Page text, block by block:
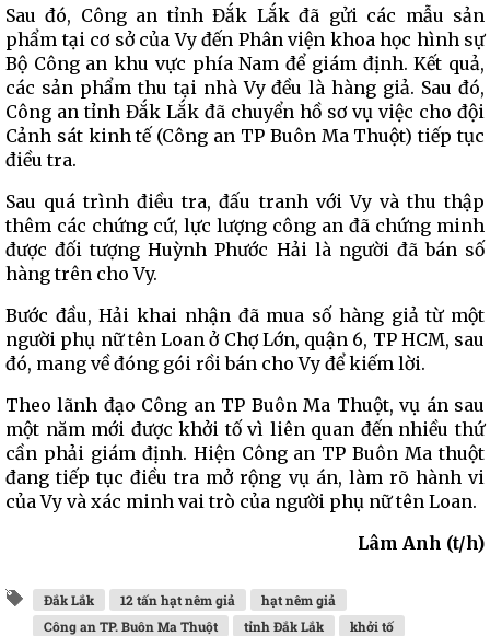
Sau đó, Công an tỉnh Đắk Lắk đã gửi các mẫu sản
phẩm tại cơ sở của Vy đến Phân viện khoa học hình sự
Bộ Công an khu vực phía Nam để giám định. Kết quả,
các sản phẩm thu tại nhà Vy đều là hàng giả. Sau đó,
Công an tỉnh Đắk Lắk đã chuyển hồ sơ vụ việc cho đội
Cảnh sát kinh tế (Công an TP Buôn Ma Thuột) tiếp tục
điều tra.
Sau quá trình điều tra, đấu tranh với Vy và thu thập
thêm các chứng cứ, lực lượng công an đã chứng minh
được đối tượng Huỳnh Phước Hải là người đã bán số
hàng trên cho Vy.
Bước đầu, Hải khai nhận đã mua số hàng giả từ một
người phụ nữ tên Loan ở Chợ Lớn, quận 6, TP HCM, sau
đó, mang về đóng gói rồi bán cho Vy để kiếm lời.
Theo lãnh đạo Công an TP Buôn Ma Thuột, vụ án sau
một năm mới được khởi tố vì liên quan đến nhiều thứ
cần phải giám định. Hiện Công an TP Buôn Ma thuột
đang tiếp tục điều tra mở rộng vụ án, làm rõ hành vi
của Vy và xác minh vai trò của người phụ nữ tên Loan.
Lâm Anh (t/h)
Đắk Lắk 12 tấn hạt nêm giả
hạt nêm giả
Công an TP. Buôn Ma Thuột
tỉnh Đắk Lắk
khởi tố